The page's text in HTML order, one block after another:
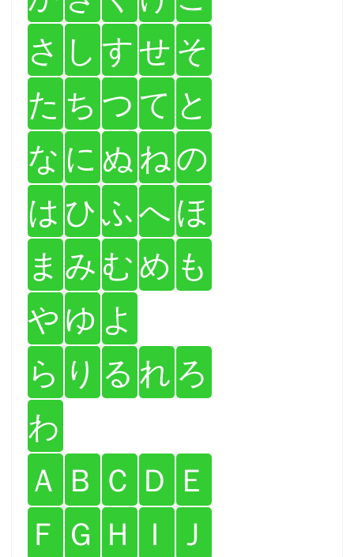
さ し すせ そ
た ち つ て と
な に ぬ ねの
は ひふへほ
ま み むめ も
や ゆ よ
ら り る れ ろ
わ
Ａ Ｂ Ｃ Ｄ Ｅ
Ｆ Ｇ Ｈ Ｉ
Ｊ